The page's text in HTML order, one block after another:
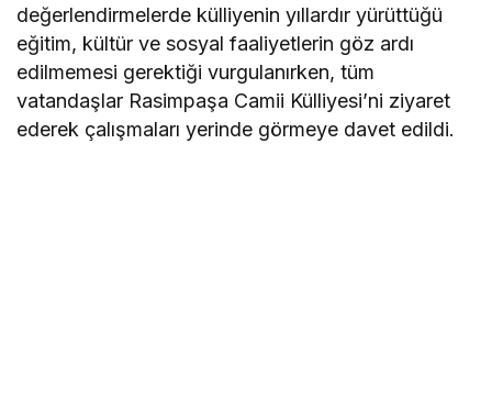
değerlendirmelerde külliyenin yıllardır yürüttüğü
eğitim, kültür ve sosyal faaliyetlerin göz ardı
edilmemesi gerektiği vurgulanırken, tüm
vatandaşlar Rasimpaşa Camii Külliyesi’ni ziyaret
ederek çalışmaları yerinde görmeye davet edildi.